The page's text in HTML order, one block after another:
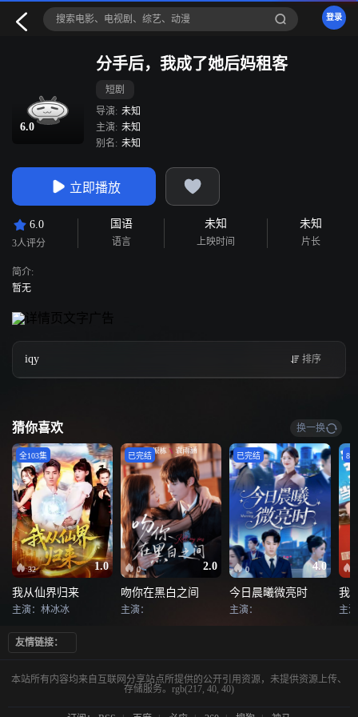
登录
6.0
分手后，我成了她后妈租客
短剧
导演: 未知
主演: 未知
别名: 未知
立即播放
6.0
3人评分
国语
语言
未知
上映时间
未知
片长
简介:
暂无
iqy 排序
猜你喜欢 换一换
32 1.0
全103集
我从仙界归来
主演：林冰冰
0 2.0
已完结
吻你在黑白之间
主演：
0 4.0
已完结
今日晨曦微亮时
主演：
80
我
主
友情链接：
本站所有内容均来自互联网分享站点所提供的公开引用资源，未提供资源上传、
存储服务。rgb(217, 40, 40)